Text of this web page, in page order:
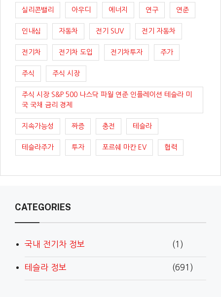
실리콘밸리 아우디 에너지 연구 연준
인내심 자동차 전기 SUV 전기 자동차
전기차 전기차 도입 전기차투자 주가
주식 주식 시장
주식 시장 S&P 500 나스닥 파월 연준 인플레이션 테슬라 미
국 국채 금리 경제
지속가능성 짜증 충전 테슬라
테슬라주가 투자 포르쉐 마칸 EV 협력
CATEGORIES
국내 전기차 정보 (1)
테슬라 정보 (691)